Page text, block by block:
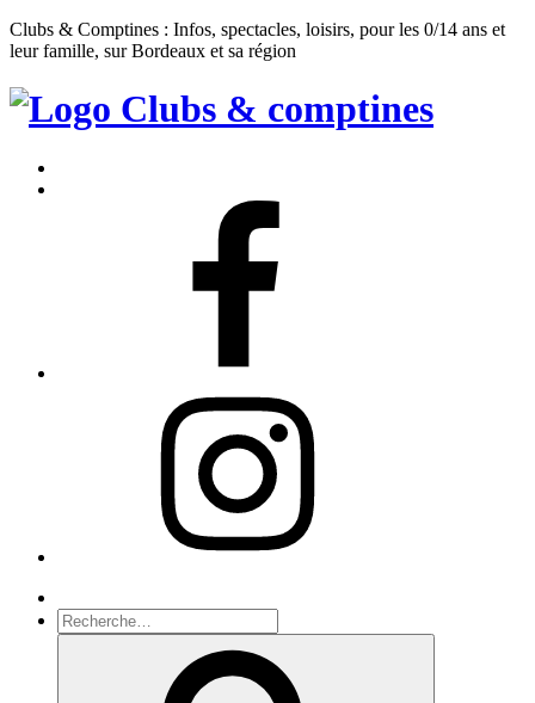
Clubs & Comptines : Infos, spectacles, loisirs, pour les 0/14 ans et
leur famille, sur Bordeaux et sa région
Clubs
Comptines
Recherche
pour